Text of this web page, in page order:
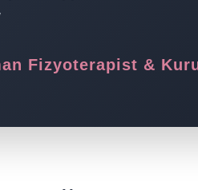
Fizyoterapist &